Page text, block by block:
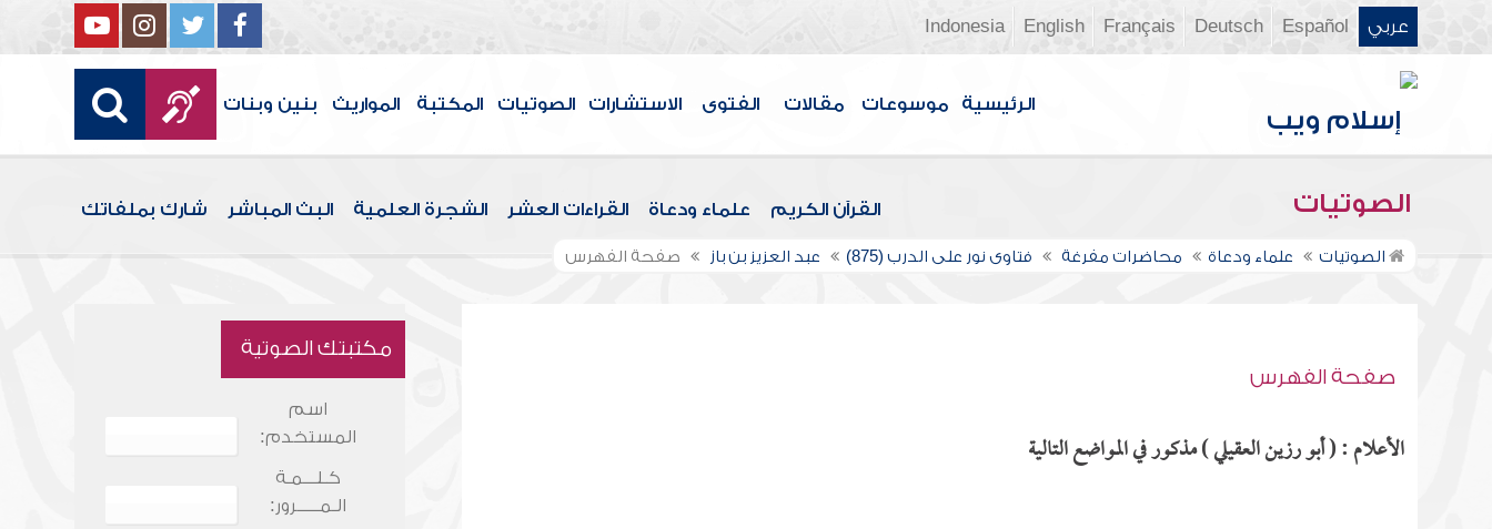
عربي Español
Deutsch
Français
English
Indonesia
الرئيسية موسوعات مقالات الفتوى الاستشارات الصوتيات المكتبة المواريث بنين وبنات
الصوتيات القرآن الكريم علماء ودعاة القراءات العشر الشجرة العلمية البث المباشر شارك بملفاتك
الصوتيات علماء ودعاة محاضرات مفرغة فتاوى نور على الدرب (875) عبد العزيز بن باز صفحة الفهرس
صفحة الفهرس
الأعلام : ( أبو رزين العقيلي ) مذكور في المواضع التالية
مكتبتك الصوتية
اسم
المستخدم:
كـلـــمـة
الـمـــــرور: